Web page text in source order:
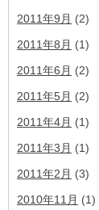
2011年9月 (2)
2011年8月 (1)
2011年6月 (2)
2011年5月 (2)
2011年4月 (1)
2011年3月 (1)
2011年2月 (3)
2010年11月 (1)